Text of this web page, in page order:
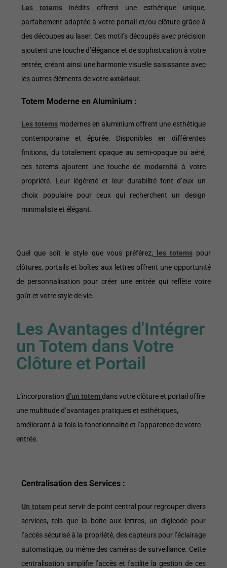
Les totems inédits offrent une esthétique unique,
parfaitement adaptée à votre portail et/ou clôture grâce à
des découpes au laser. Ces motifs découpés avec précision
ajoutent une touche d’élégance et de sophistication à votre
entrée, créant ainsi une harmonie visuelle saisissante avec
les autres éléments de votreextérieur.
Totem Moderne en Aluminium :
Les totemsmodernes en aluminium offrent une esthétique
contemporaine et épurée. Disponibles en différentes
finitions, du totalement opaque au semi-opaque ou aéré,
ces totems ajoutent une touche de modernité à votre
propriété. Leur légèreté et leur durabilité font d’eux un
choix populaire pour ceux qui recherchent un design
minimaliste et élégant.
Quel que soit le style que vous préférez, les totemspour
clôtures, portails et boîtes aux lettres offrent une opportunité
de personnalisation pour créer une entrée qui reflète votre
goût et votre style de vie.
Les Avantages d'Intégrer
un Totem dans Votre
Clôture et Portail
L’incorporationd’un totem dans votre clôture et portail offre
une multitude d’avantages pratiques et esthétiques,
améliorant à la fois la fonctionnalité et l’apparence de votre
entrée.
Centralisation des Services :
Un totempeut servir de point central pour regrouper divers
services, tels que la boîte aux lettres, un digicode pour
l’accès sécurisé à la propriété, des capteurs pour l’éclairage
automatique, ou même des caméras de surveillance. Cette
centralisation simplifie l’accès et facilite la gestion de ces